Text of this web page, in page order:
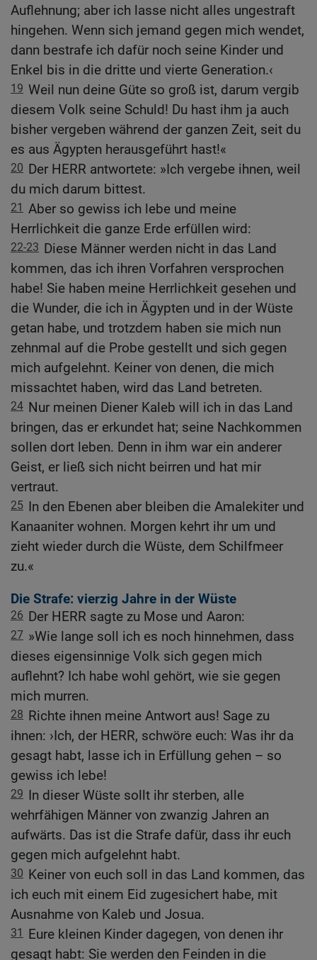
Auflehnung; aber ich lasse nicht alles ungestraft
hingehen. Wenn sich jemand gegen mich wendet,
dann bestrafe ich dafür noch seine Kinder und
Enkel bis in die dritte und vierte Generation.‹
19 Weil nun deine Güte so groß ist, darum vergib
diesem Volk seine Schuld! Du hast ihm ja auch
bisher vergeben während der ganzen Zeit, seit du
es aus Ägypten herausgeführt hast!«
20 Der HERR antwortete: »Ich vergebe ihnen, weil
du mich darum bittest.
21 Aber so gewiss ich lebe und meine
Herrlichkeit die ganze Erde erfüllen wird:
22-23 Diese Männer werden nicht in das Land
kommen, das ich ihren Vorfahren versprochen
habe! Sie haben meine Herrlichkeit gesehen und
die Wunder, die ich in Ägypten und in der Wüste
getan habe, und trotzdem haben sie mich nun
zehnmal auf die Probe gestellt und sich gegen
mich aufgelehnt. Keiner von denen, die mich
missachtet haben, wird das Land betreten.
24 Nur meinen Diener Kaleb will ich in das Land
bringen, das er erkundet hat; seine Nachkommen
sollen dort leben. Denn in ihm war ein anderer
Geist, er ließ sich nicht beirren und hat mir
vertraut.
25 In den Ebenen aber bleiben die Amalekiter und
Kanaaniter wohnen. Morgen kehrt ihr um und
zieht wieder durch die Wüste, dem Schilfmeer
zu.«
Die Strafe: vierzig Jahre in der Wüste
26 Der HERR sagte zu Mose und Aaron:
27 »Wie lange soll ich es noch hinnehmen, dass
dieses eigensinnige Volk sich gegen mich
auflehnt? Ich habe wohl gehört, wie sie gegen
mich murren.
28 Richte ihnen meine Antwort aus! Sage zu
ihnen: ›Ich, der HERR, schwöre euch: Was ihr da
gesagt habt, lasse ich in Erfüllung gehen – so
gewiss ich lebe!
29 In dieser Wüste sollt ihr sterben, alle
wehrfähigen Männer von zwanzig Jahren an
aufwärts. Das ist die Strafe dafür, dass ihr euch
gegen mich aufgelehnt habt.
30 Keiner von euch soll in das Land kommen, das
ich euch mit einem Eid zugesichert habe, mit
Ausnahme von Kaleb und Josua.
31 Eure kleinen Kinder dagegen, von denen ihr
gesagt habt: Sie werden den Feinden in die